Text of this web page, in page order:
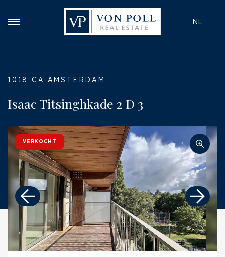
NL
1018 CA AMSTERDAM
Isaac Titsinghkade 2 D 3
VERKOCHT